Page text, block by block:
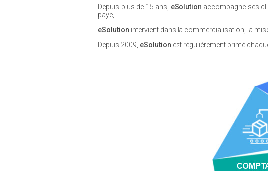
Depuis plus de 15 ans, eSolution accompagne ses
paye, ...
eSolution intervient dans la commercialisation, la
Depuis 2009, eSolution est régulièrement primé